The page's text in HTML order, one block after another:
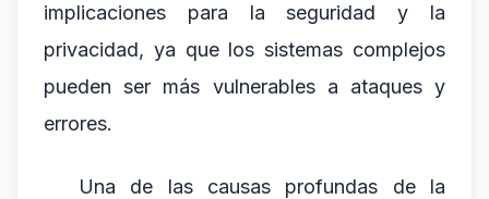
implicaciones para la seguridad y la
privacidad, ya que los sistemas complejos
pueden ser más vulnerables a ataques y
errores.
Una de las causas profundas de la